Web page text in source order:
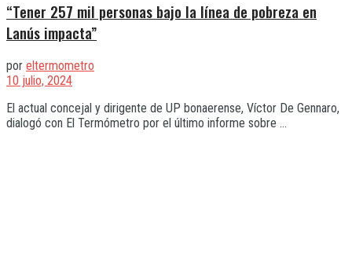
“Tener 257 mil personas bajo la línea de pobreza en
Lanús impacta”
por eltermometro
10 julio, 2024
El actual concejal y dirigente de UP bonaerense, Víctor De Gennaro,
dialogó con El Termómetro por el último informe sobre ...